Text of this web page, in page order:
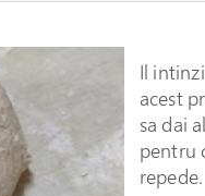
Il
acest
sa dai
pentru
repede.